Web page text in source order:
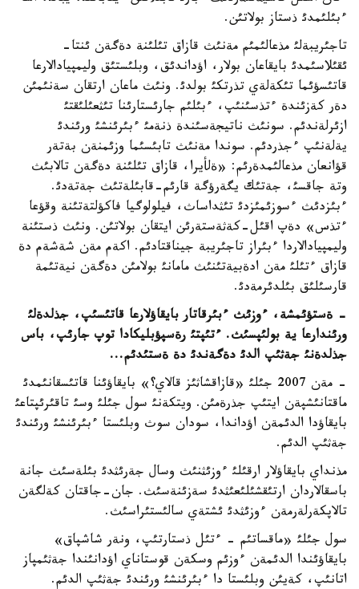
ءبئلئمدئ ذستاز بولاتئن.
تاجئريبةلئ مذعالئمئم مةنئث قازاق تئلئنة دةگةن ئنتا-
ئقئلاسئمدئ بايقاعان بولار، اؤداندئق، وبلئستئق وليمپيادالارعا
قاتئسؤئما تئكةلةي تذرتكئ بولدئ. ونئث ماعان ارتقان سةنئمئن
دةر كةزئندة ءتذسئنئپ، ءبئلئم جارئستارئنا تئثعئلئقتئ
ازئرلةندئم. سونئث ناتيجةسئندة ذنةمئ ءبئرئنشئ ورئندئ
يةلةنئپ ءجذردئم. سوندا مةنئث تابئسئما وزئمنةن بةتةر
قؤانعان مذعالئمدةرئم: «ةلأيرا، قازاق تئلئنة دةگةن تالابئث
وتة جاقسئ، جةتئك يگةرؤگة قارئم-قابئلةتئث جةتةدئ.
ءبئزدئث ءسوزئمئزدئ تئثداساث، فيلولوگيا فاكؤلتةتئنة وقؤعا
ءتذس» دةپ اقئل-كةثةستةرئن ايتقان بولاتئن. ونئث ذستئنة
وليمپيادالاردا ءبئراز تاجئريبة جيناقتادئم. اكةم مةن شةشةم دة
قازاق ءتئلئ مةن ادةبيةتئنئث مامانئ بولامئن دةگةن نيةتئمة
قارسئلئق بئلدئرمةدئ.
- ةستؤئمشة، ءوزئث ءبئرقاتار بايقاؤلارعا قاتئسئپ، جذلدةلئ
ورئندارعا ية بولئپسئث. ءتئپتئ رةسپؤبليكادا توپ جارئپ، باس
جذلدةنئ جةثئپ الدئ دةگةندئ دة ةستئدئم...
- مةن 2007 جئلئ «قازاقشاثئز قالاي؟» بايقاؤئنا قاتئسقانئمدئ
ماقتانئشپةن ايتئپ جذرةمئن. ويتكةنئ سول جئلئ وسئ تاقئرئپتاعئ
بايقاؤدا الدئمةن اؤداندا، سودان سوث وبلئستا ءبئرئنشئ ورئندئ
جةثئپ الدئم.
مذنداي بايقاؤلار ارقئلئ ءوزئثنئث وسال جةرئثدئ بئلةسئث جانة
باسقالاردان ارتئقشئلئعئثدئ سةزئنةسئث. جان-جاقتان كةلگةن
تالاپكةرلةرمةن ءوزئثدئ ئشتةي سالئستئراسئث.
سول جئلئ «ماقساتئم - ءتئل ذستارتئپ، ونةر شاشپاق»
بايقاؤئندا الدئمةن ءوزئم وسكةن قوستاناي اؤدانئندا جةثئمپاز
اتانئپ، كةيئن وبلئستا دا ءبئرئنشئ ورئندئ جةثئپ الدئم.